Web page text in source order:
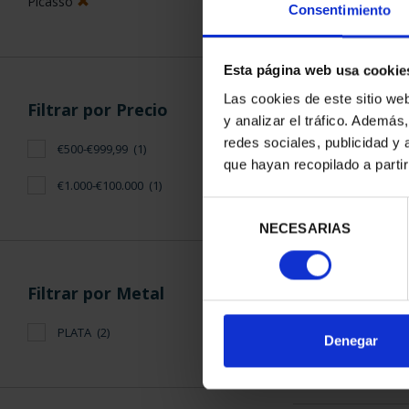
Consentimiento
Esta página web usa
Las cookies de este sitio
y analizar el tráfico.
redes sociales, publicidad y
que hayan recopilado a
consentimiento
NECESARIAS
Denegar
Filtrar por Precio
€500-€999,99 (1)
€1.000-€100.000 (1)
Filtrar por Metal
PLATA (2)
PICASSO
ORDENAR POR: